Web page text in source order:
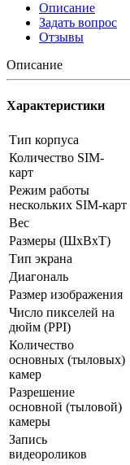
Описание
Задать вопрос
Отзывы
Описание
Характеристики
Тип корпуса
Количество SIM-
карт
Режим работы
нескольких SIM-карт
Вес
Размеры (ШxВxТ)
Тип экрана
Диагональ
Размер изображения
Число пикселей на
дюйм (PPI)
Количество
основных (тыловых)
камер
Разрешение
основной (тыловой)
камеры
Запись
видеороликов